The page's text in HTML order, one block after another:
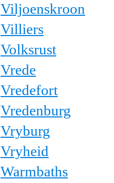
Viljoenskroon
Villiers
Volksrust
Vrede
Vredefort
Vredenburg
Vryburg
Vryheid
Warmbaths